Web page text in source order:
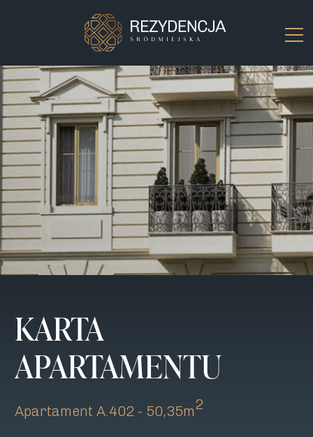
KARTA
APARTAMENTU
Apartament A.402 - 50,35m2